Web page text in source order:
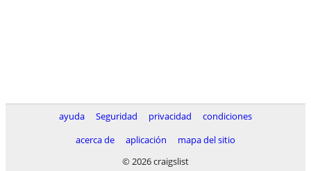
ayuda Seguridad privacidad
condiciones
acerca de
aplicación
mapa del sitio
© 2026 craigslist